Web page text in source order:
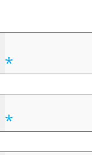
*
*